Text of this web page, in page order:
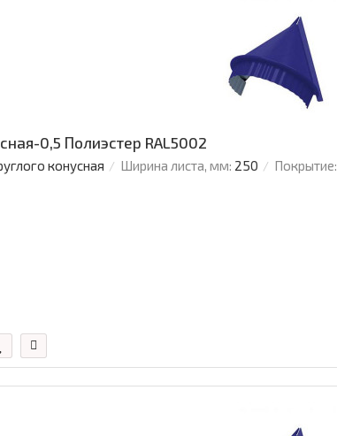
0,5 Полиэстер RAL5002
конусная Ширина листа, мм: 250 Покрытие: